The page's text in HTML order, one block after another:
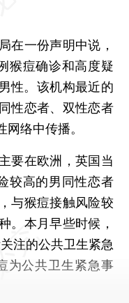
一份声明中说，
猴痘确诊和高度疑
性。该机构最近的
性恋者、双性恋者
络中传播。
在欧洲，英国当
较高的男同性恋者
与猴痘接触风险较
。本月早些时候，
注的公共卫生紧急
为公共卫生紧急事